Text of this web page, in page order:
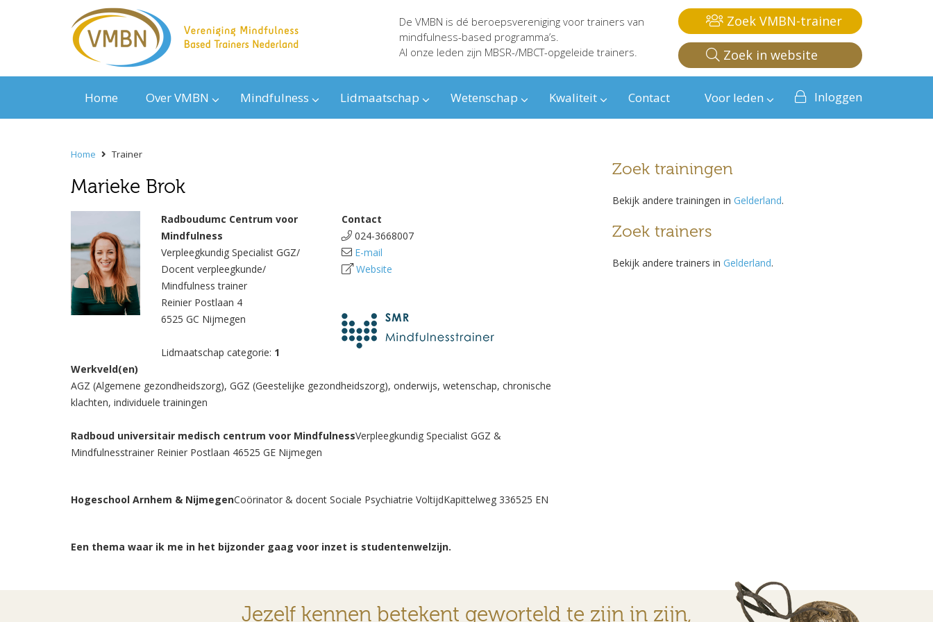
De VMBN is dé beroepsvereniging voor trainers van
mindfulness-based programma’s.
Al onze leden zijn MBSR-/MBCT-opgeleide trainers.
Zoek VMBN-trainer
Zoek in website
Home Over VMBN Mindfulness Lidmaatschap Wetenschap Kwaliteit Contact Voor leden Inloggen
Home Trainer
Marieke Brok
Radboudumc Centrum voor
Mindfulness
Verpleegkundig Specialist GGZ/
Docent verpleegkunde/
Mindfulness trainer
Reinier Postlaan 4
6525 GC Nijmegen
Lidmaatschap categorie: 1
Contact
024-3668007
E-mail
Website
Werkveld(en)
AGZ (Algemene gezondheidszorg), GGZ (Geestelijke gezondheidszorg), onderwijs, wetenschap, chronische
klachten, individuele trainingen
Radboud universitair medisch centrum voor MindfulnessVerpleegkundig Specialist GGZ &
Mindfulnesstrainer Reinier Postlaan 46525 GE Nijmegen
Hogeschool Arnhem & NijmegenCoörinator & docent Sociale Psychiatrie VoltijdKapittelweg 336525 EN
Een thema waar ik me in het bijzonder gaag voor inzet is studentenwelzijn.
Zoek trainingen
Bekijk andere trainingen in Gelderland.
Zoek trainers
Bekijk andere trainers in Gelderland.
Jezelf kennen betekent geworteld te zijn in zijn,